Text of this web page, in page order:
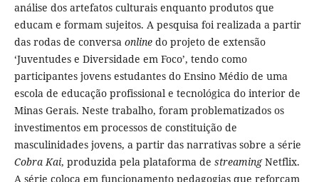
análise dos artefatos culturais enquanto produtos que
educam e formam sujeitos. A pesquisa foi realizada a partir
das rodas de conversa onlinedo projeto de extensão
‘Juventudes e Diversidade em Foco’, tendo como
participantes jovens estudantes do Ensino Médio de uma
escola de educação profissional e tecnológica do interior de
Minas Gerais. Neste trabalho, foram problematizados os
investimentos em processos de constituição de
masculinidades jovens, a partir das narrativas sobre a série
Cobra Kai, produzida pela plataforma de streamingNetflix.
A série coloca em funcionamento pedagogias que reforçam